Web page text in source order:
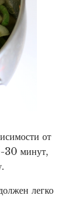
от
30 минут,
легко